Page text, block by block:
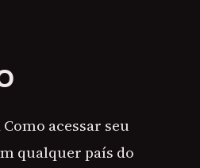
acessar seu
qualquer país do